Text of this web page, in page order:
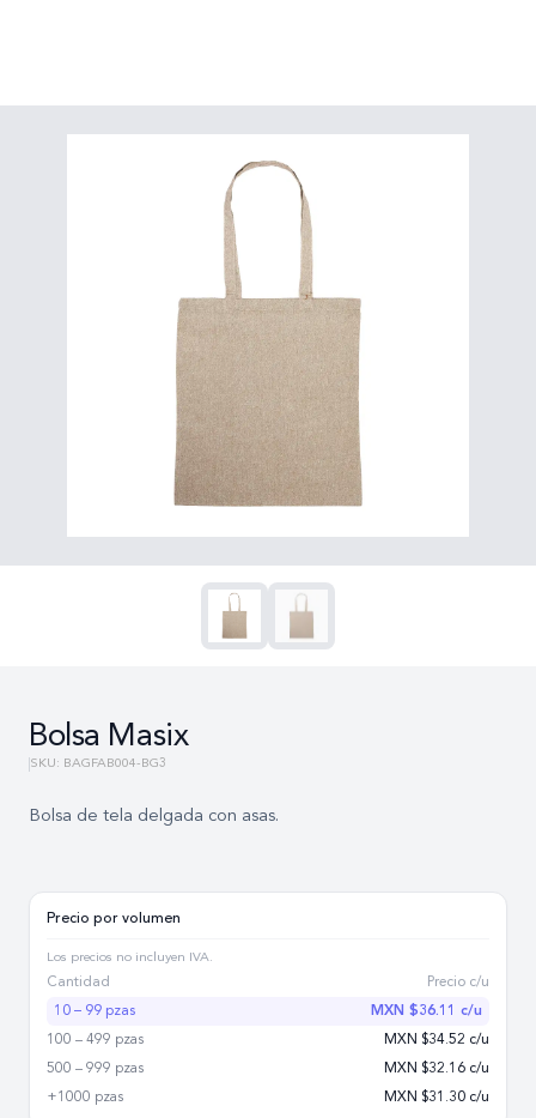
Bolsa Masix
SKU: BAGFAB004-BG3
Bolsa de tela delgada con asas.
Precio por volumen
Los precios no incluyen IVA.
Cantidad
Precio c/u
10 – 99 pzas
MXN $36.11
c/u
100 – 499 pzas
MXN $34.52 c/u
500 – 999 pzas
MXN $32.16 c/u
+1000 pzas
MXN $31.30 c/u